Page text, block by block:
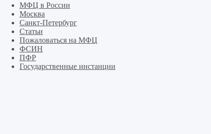
МФЦ в России
Москва
Санкт-Петербург
Статьи
Пожаловаться на МФЦ
ФСИН
ПФР
Государственные инстанции